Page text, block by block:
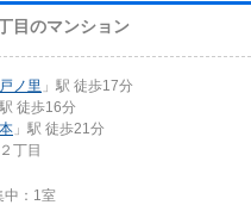
目のマンション
ノ里 」駅 徒歩17分
駅 徒歩16分
」駅 徒歩21分
２丁目
： 1室